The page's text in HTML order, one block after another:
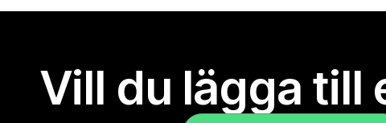
Vill du lägga till